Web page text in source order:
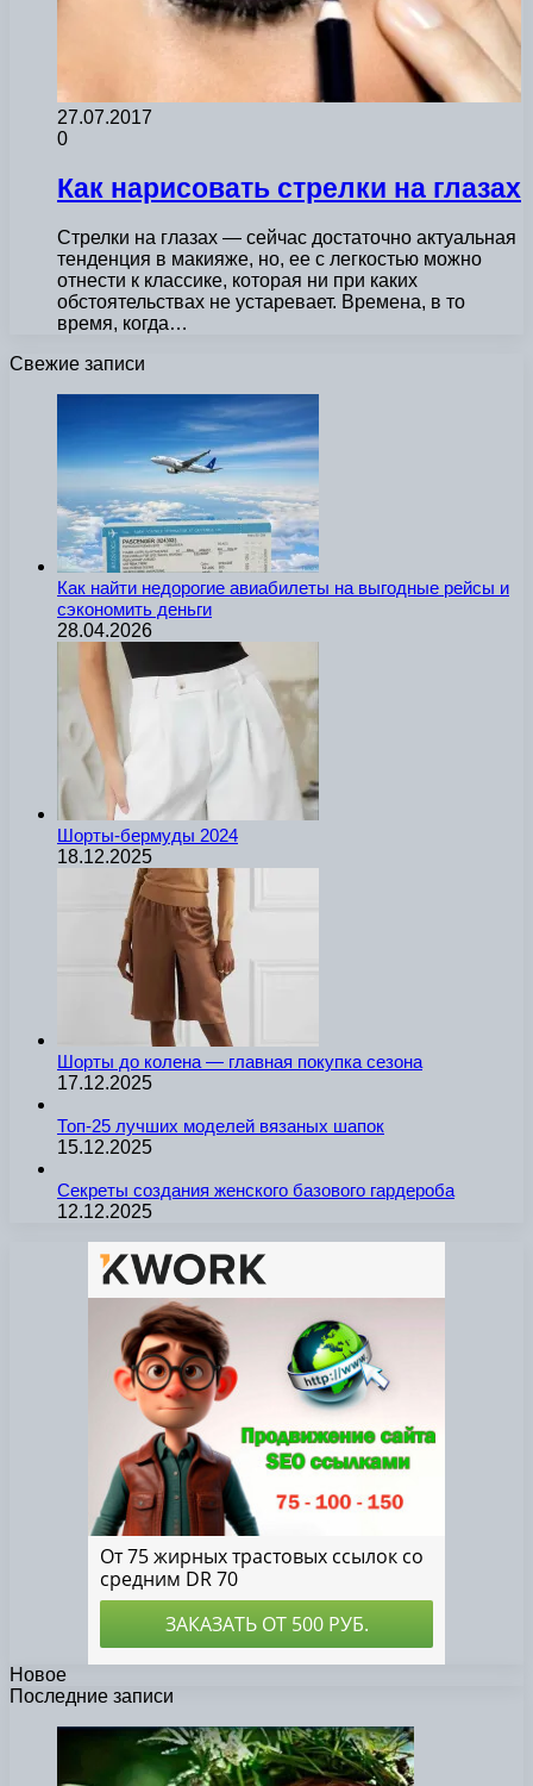
27.07.2017
0
Как нарисовать стрелки на глазах
Стрелки на глазах — сейчас достаточно актуальная
тенденция в макияже, но, ее с легкостью можно
отнести к классике, которая ни при каких
обстоятельствах не устаревает. Времена, в то
время, когда…
Свежие записи
Как найти недорогие авиабилеты на выгодные рейсы и
сэкономить деньги
28.04.2026
Шорты-бермуды 2024
18.12.2025
Шорты до колена — главная покупка сезона
17.12.2025
Топ-25 лучших моделей вязаных шапок
15.12.2025
Секреты создания женского базового гардероба
12.12.2025
Новое
Последние записи